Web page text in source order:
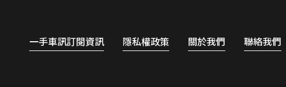
一手車訊訂閱資訊 隱私權政策 關於我們 聯絡我們